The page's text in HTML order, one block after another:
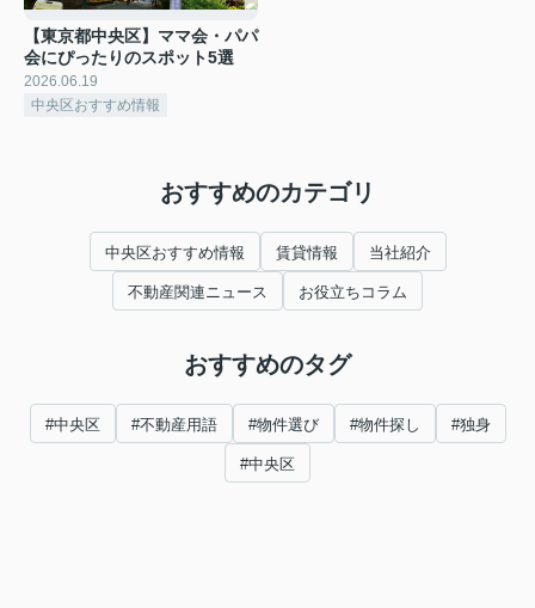
【東京都中央区】ママ会・パパ
会にぴったりのスポット5選
2026.06.19
中央区おすすめ情報
おすすめのカテゴリ
中央区おすすめ情報 賃貸情報 当社紹介
不動産関連ニュース お役立ちコラム
おすすめのタグ
#中央区 #不動産用語 #物件選び #物件探し #独身
#中央区